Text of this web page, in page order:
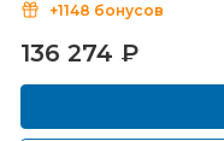
+1148 бонусов
136 274 ₽